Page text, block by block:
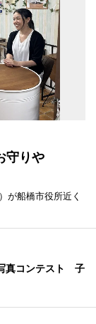
守りや
が船橋市役所近く
真コンテスト 子